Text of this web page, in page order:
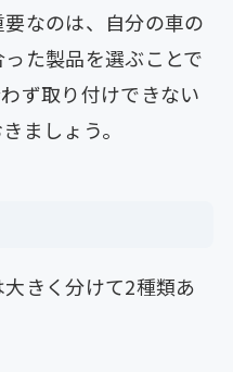
なのは、自分の車の
た製品を選ぶことで
ず取り付けできない
ましょう。
きく分けて2種類あ